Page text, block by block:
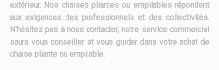
extérieur. Nos chaises pliantes ou empilables répondent
aux exigences des professionnels et des collectivités.
N'hésitez pas à nous contacter, notre service commercial
saura vous conseiller et vous guider dans votre achat de
chaise pliante ou empilable.